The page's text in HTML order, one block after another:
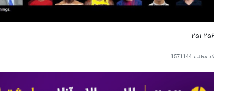
۲۵۶ ۲۵۱
کد مطلب1571144